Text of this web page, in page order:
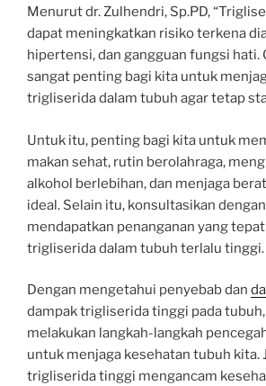
Menurut dr. Zulhendri, Sp.PD,
dapat meningkatkan risiko terkena
hipertensi, dan gangguan fungsi hati.
sangat penting bagi kita untuk
trigliserida dalam tubuh agar tetap
Untuk itu, penting bagi kita untuk
makan sehat, rutin berolahraga,
alkohol berlebihan, dan menjaga
ideal. Selain itu, konsultasikan
mendapatkan penanganan yang
trigliserida dalam tubuh terlalu tinggi.
Dengan mengetahui penyebab dan
dampak trigliserida tinggi pada
melakukan langkah-langkah
untuk menjaga kesehatan tubuh kita.
trigliserida tinggi mengancam